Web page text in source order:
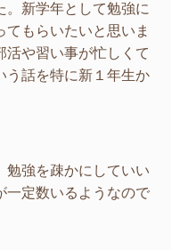
。新学年として勉強に
もらいたいと思いま
活や習い事が忙しくて
う話を特に新１年生か
勉強を疎かにしていい
一定数いるようなので